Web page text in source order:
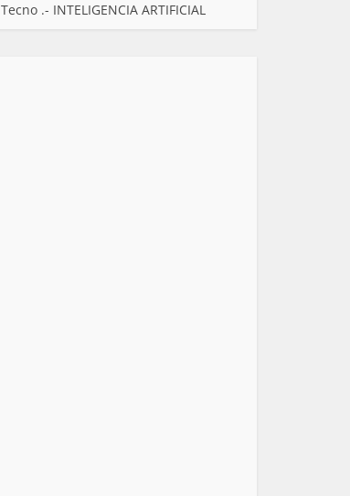
Tecno .- INTELIGENCIA ARTIFICIAL